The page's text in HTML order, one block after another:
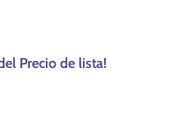
Precio de lista!